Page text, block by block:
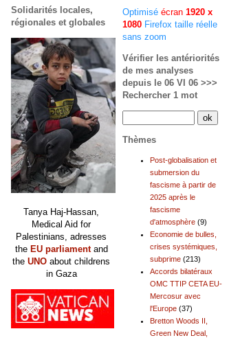
Optimisé écran 1920 x
1080 Firefox taille réelle
sans zoom
Vérifier les antériorités
de mes analyses
depuis le 06 VI 06 >>>
Rechercher 1 mot
Thèmes
Post-globalisation et
submersion du
fascisme à partir de
2025 après le
fascisme
d'atmosphère (9)
Economie de bulles,
crises systémiques,
subprime (213)
Accords bilatéraux
OMC TTIP CETA EU-
Mercosur avec
l'Europe (37)
Bretton Woods II,
Green New Deal,
Solidarités locales,
régionales et globales
Tanya Haj-Hassan,
Medical Aid for
Palestinians, adresses
the EU parliamentand
the UNO about childrens
in Gaza